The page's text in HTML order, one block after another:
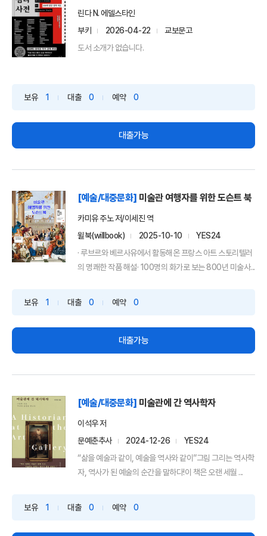
린다 N. 에델스타인
부키
2026-04-22
교보문고
도서 소개가 없습니다.
보유 1 대출 0 예약 0
대출가능
[예술/대중문화] 미술관 여행자를 위한 도슨트 북
카미유 주노 저/이세진 역
윌북(willbook)
2025-10-10
YES24
· 루브르와 베르사유에서 활동해온 프랑스 아트 스토리텔러
의 명쾌한 작품 해설· 100명의 화가로 보는 800년 미술사...
보유 1 대출 0 예약 0
대출가능
[예술/대중문화] 미술관에 간 역사학자
이석우 저
문예춘추사
2024-12-26
YES24
“삶을 예술과 같이, 예술을 역사와 같이”그림 그리는 역사학
자, 역사가 된 예술의 순간을 말하다!이 책은 오랜 세월 ...
보유 1 대출 0 예약 0